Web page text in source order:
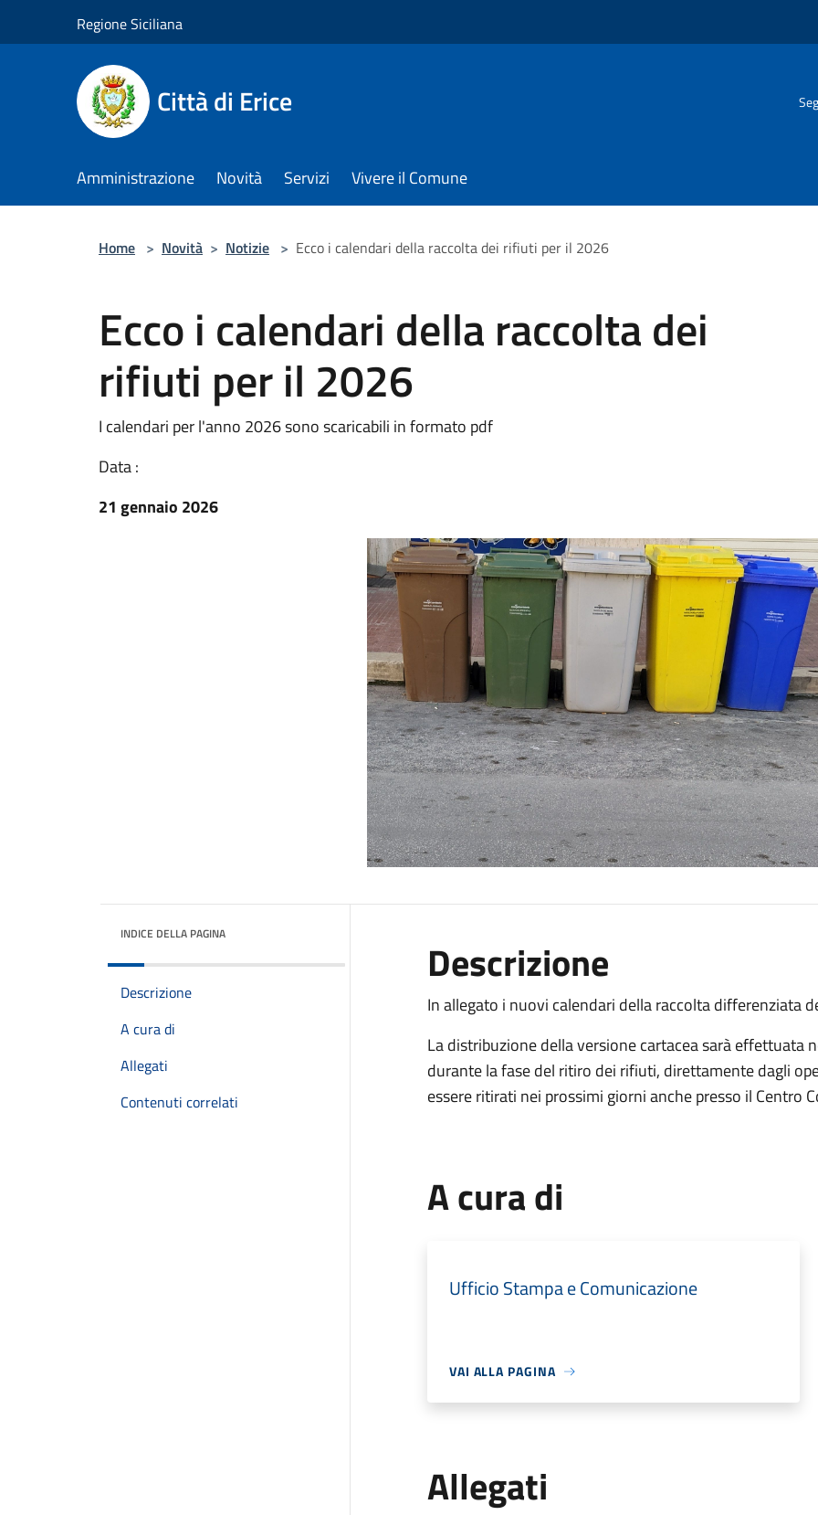
Regione Siciliana
Città di Erice
Amministrazione Novità Servizi Vivere il Comune
Home > Novità > Notizie > Ecco i calendari della raccolta dei rifiuti per il 2026
Ecco i calendari della raccolta dei
rifiuti per il 2026
I calendari per l'anno 2026 sono scaricabili in formato pdf
Data :
21 gennaio 2026
INDICE DELLA PAGINA
Descrizione
A cura di
Allegati
Contenuti correlati
Descrizione
In allegato i nuovi calendari della raccolta differenziata
La distribuzione della versione cartacea sarà effettuata
durante la fase del ritiro dei rifiuti, direttamente dagli
essere ritirati nei prossimi giorni anche presso il Centro
A cura di
Ufficio Stampa e Comunicazione
VAI ALLA PAGINA
Allegati